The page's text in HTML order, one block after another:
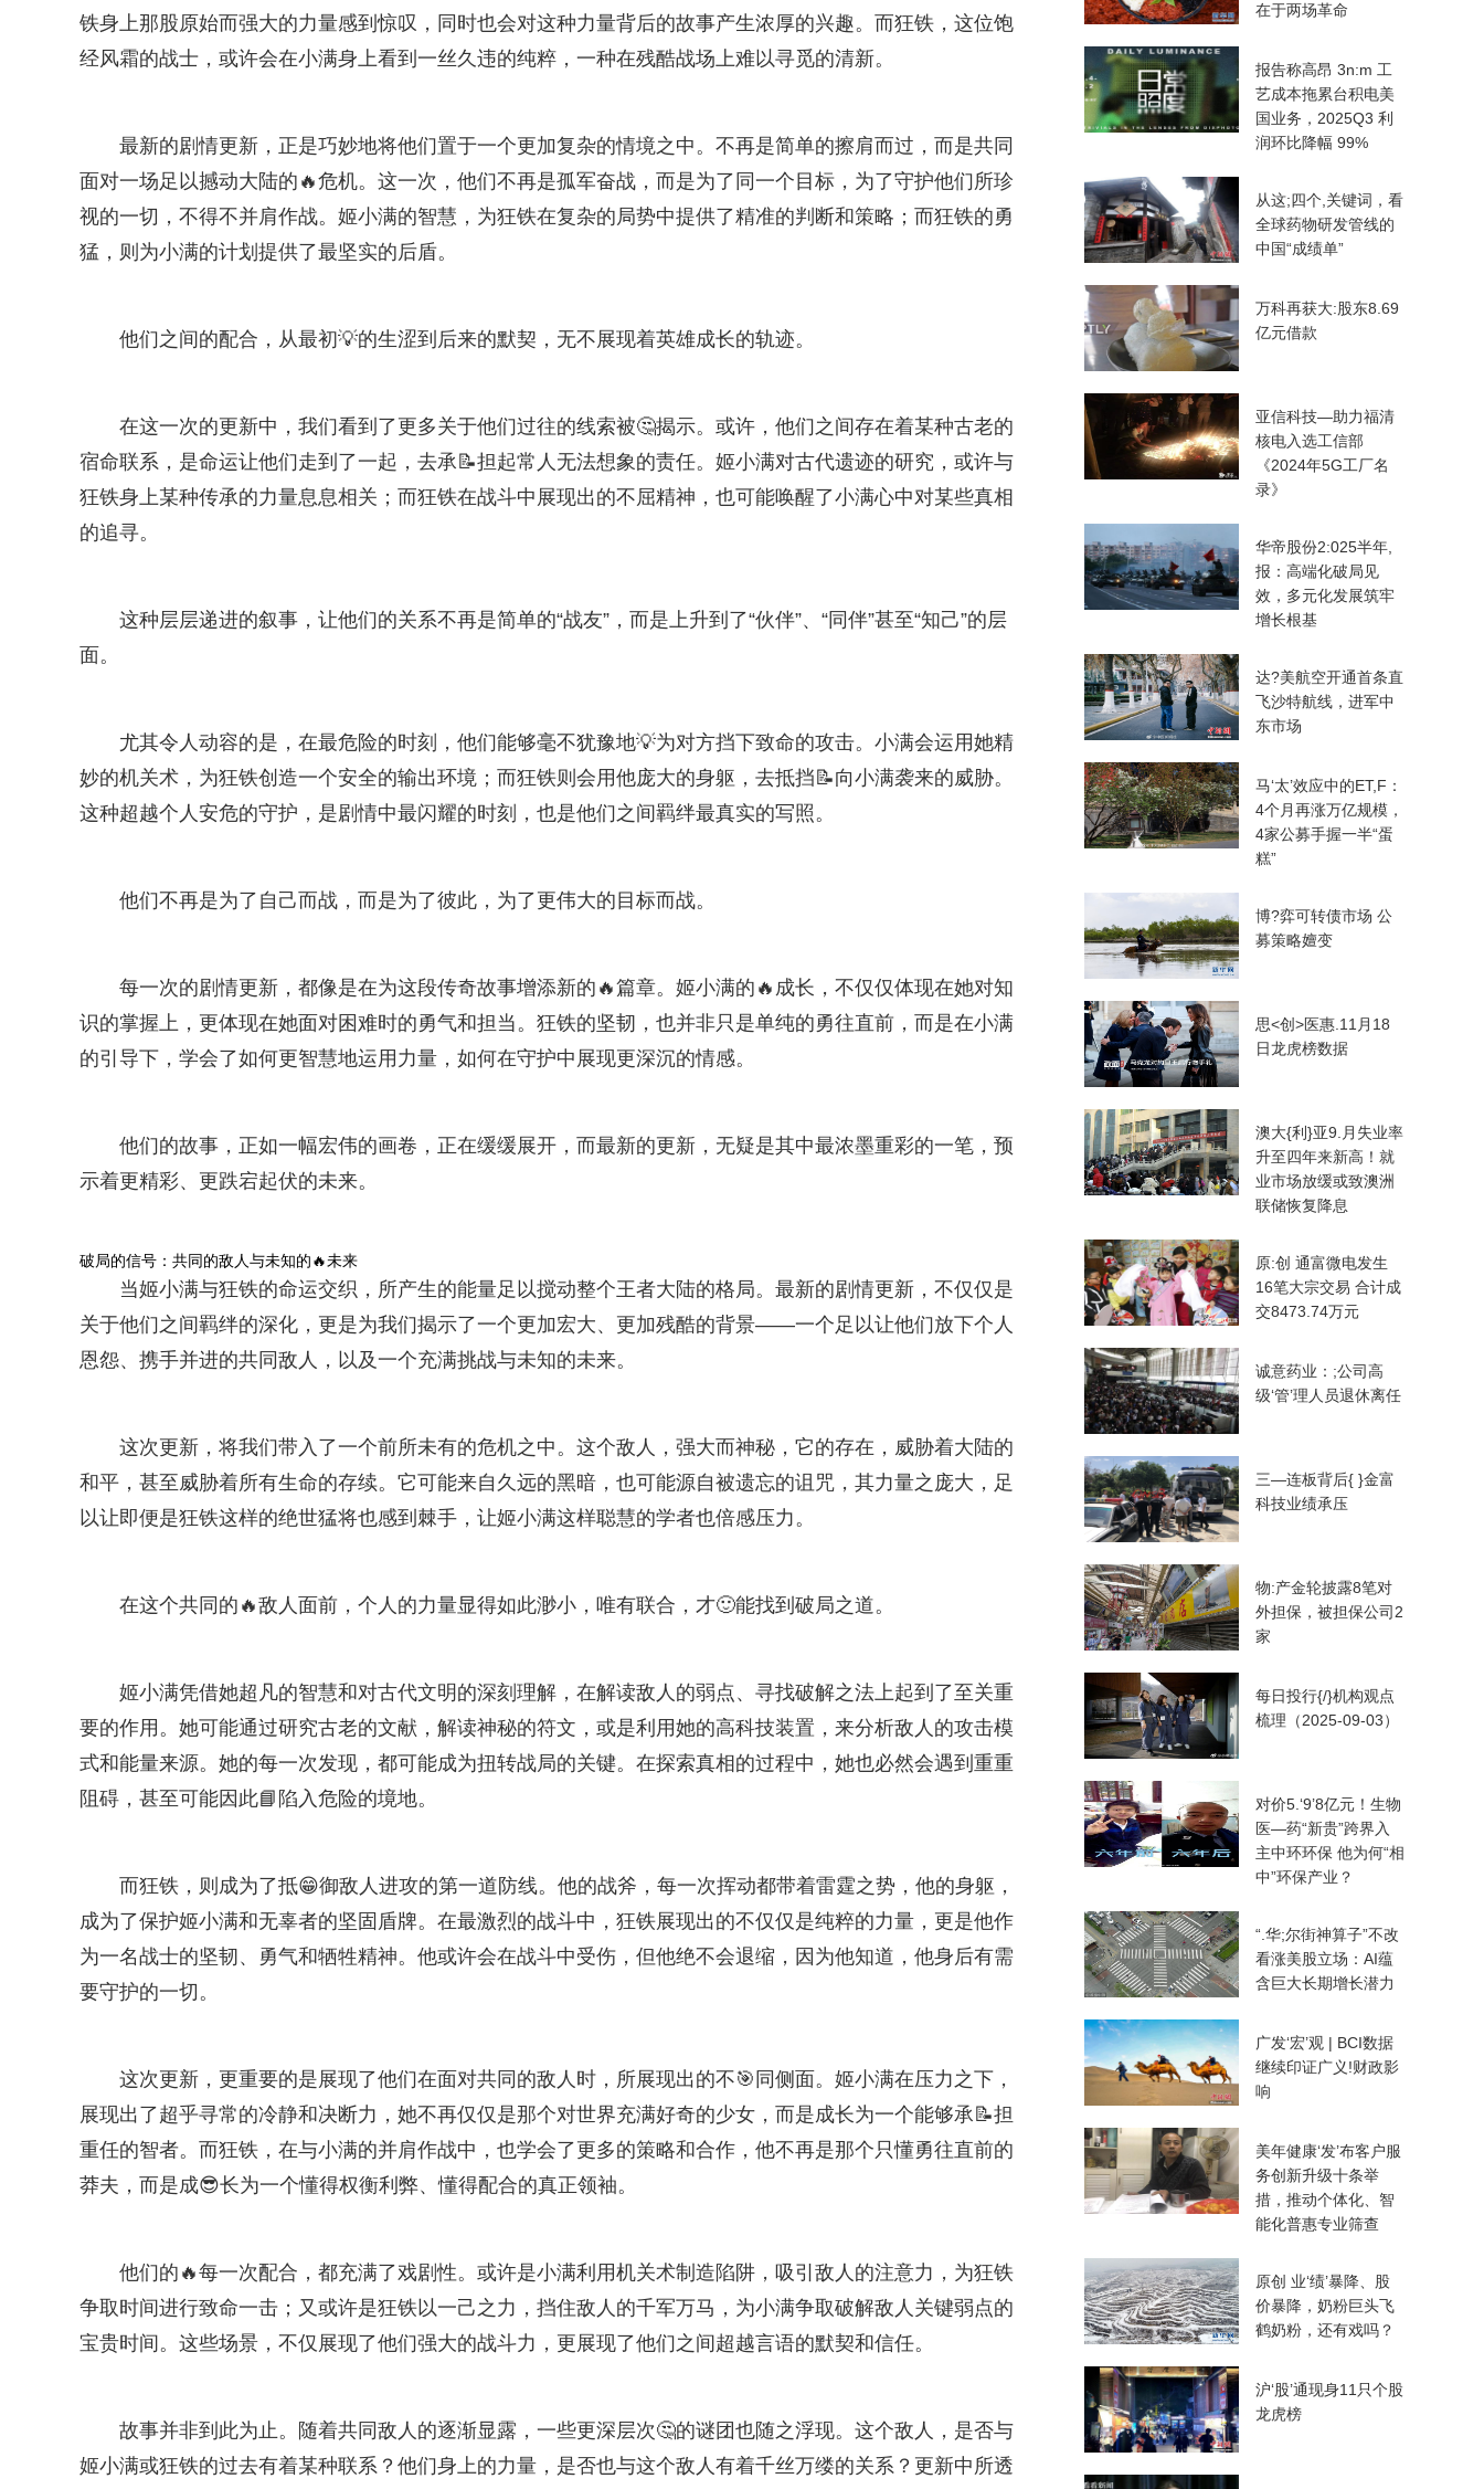
铁身上那股原始而强大的力量感到惊叹，同时也会对这种力量背后的故事产生浓厚的兴趣。而狂铁，这位饱
经风霜的战士，或许会在小满身上看到一丝久违的纯粹，一种在残酷战场上难以寻觅的清新。
最新的剧情更新，正是巧妙地将他们置于一个更加复杂的情境之中。不再是简单的擦肩而过，而是共同
面对一场足以撼动大陆的🔥危机。这一次，他们不再是孤军奋战，而是为了同一个目标，为了守护他们所珍
视的一切，不得不并肩作战。姬小满的智慧，为狂铁在复杂的局势中提供了精准的判断和策略；而狂铁的勇
猛，则为小满的计划提供了最坚实的后盾。
他们之间的配合，从最初💡的生涩到后来的默契，无不展现着英雄成长的轨迹。
在这一次的更新中，我们看到了更多关于他们过往的线索被🤔揭示。或许，他们之间存在着某种古老的
宿命联系，是命运让他们走到了一起，去承📝担起常人无法想象的责任。姬小满对古代遗迹的研究，或许与
狂铁身上某种传承的力量息息相关；而狂铁在战斗中展现出的不屈精神，也可能唤醒了小满心中对某些真相
的追寻。
这种层层递进的叙事，让他们的关系不再是简单的“战友”，而是上升到了“伙伴”、“同伴”甚至“知己”的层
面。
尤其令人动容的是，在最危险的时刻，他们能够毫不犹豫地💡为对方挡下致命的攻击。小满会运用她精
妙的机关术，为狂铁创造一个安全的输出环境；而狂铁则会用他庞大的身躯，去抵挡📝向小满袭来的威胁。
这种超越个人安危的守护，是剧情中最闪耀的时刻，也是他们之间羁绊最真实的写照。
他们不再是为了自己而战，而是为了彼此，为了更伟大的目标而战。
每一次的剧情更新，都像是在为这段传奇故事增添新的🔥篇章。姬小满的🔥成长，不仅仅体现在她对知
识的掌握上，更体现在她面对困难时的勇气和担当。狂铁的坚韧，也并非只是单纯的勇往直前，而是在小满
的引导下，学会了如何更智慧地运用力量，如何在守护中展现更深沉的情感。
他们的故事，正如一幅宏伟的画卷，正在缓缓展开，而最新的更新，无疑是其中最浓墨重彩的一笔，预
示着更精彩、更跌宕起伏的未来。
破局的信号：共同的敌人与未知的🔥未来
当姬小满与狂铁的命运交织，所产生的能量足以搅动整个王者大陆的格局。最新的剧情更新，不仅仅是
关于他们之间羁绊的深化，更是为我们揭示了一个更加宏大、更加残酷的背景——一个足以让他们放下个人
恩怨、携手并进的共同敌人，以及一个充满挑战与未知的未来。
这次更新，将我们带入了一个前所未有的危机之中。这个敌人，强大而神秘，它的存在，威胁着大陆的
和平，甚至威胁着所有生命的存续。它可能来自久远的黑暗，也可能源自被遗忘的诅咒，其力量之庞大，足
以让即便是狂铁这样的绝世猛将也感到棘手，让姬小满这样聪慧的学者也倍感压力。
在这个共同的🔥敌人面前，个人的力量显得如此渺小，唯有联合，才🙂能找到破局之道。
姬小满凭借她超凡的智慧和对古代文明的深刻理解，在解读敌人的弱点、寻找破解之法上起到了至关重
要的作用。她可能通过研究古老的文献，解读神秘的符文，或是利用她的高科技装置，来分析敌人的攻击模
式和能量来源。她的每一次发现，都可能成为扭转战局的关键。在探索真相的过程中，她也必然会遇到重重
阻碍，甚至可能因此📘陷入危险的境地。
而狂铁，则成为了抵😁御敌人进攻的第一道防线。他的战斧，每一次挥动都带着雷霆之势，他的身躯，
成为了保护姬小满和无辜者的坚固盾牌。在最激烈的战斗中，狂铁展现出的不仅仅是纯粹的力量，更是他作
为一名战士的坚韧、勇气和牺牲精神。他或许会在战斗中受伤，但他绝不会退缩，因为他知道，他身后有需
要守护的一切。
这次更新，更重要的是展现了他们在面对共同的敌人时，所展现出的不🎯同侧面。姬小满在压力之下，
展现出了超乎寻常的冷静和决断力，她不再仅仅是那个对世界充满好奇的少女，而是成长为一个能够承📝担
重任的智者。而狂铁，在与小满的并肩作战中，也学会了更多的策略和合作，他不再是那个只懂勇往直前的
莽夫，而是成😎长为一个懂得权衡利弊、懂得配合的真正领袖。
他们的🔥每一次配合，都充满了戏剧性。或许是小满利用机关术制造陷阱，吸引敌人的注意力，为狂铁
争取时间进行致命一击；又或许是狂铁以一己之力，挡住敌人的千军万马，为小满争取破解敌人关键弱点的
宝贵时间。这些场景，不仅展现了他们强大的战斗力，更展现了他们之间超越言语的默契和信任。
故事并非到此为止。随着共同敌人的逐渐显露，一些更深层次🤔的谜团也随之浮现。这个敌人，是否与
姬小满或狂铁的过去有着某种联系？他们身上的力量，是否也与这个敌人有着千丝万缕的关系？更新中所透
在于两场革命
报告称高昂 3n:m 工
艺成本拖累台积电美
国业务，2025Q3 利
润环比降幅 99%
从这;四个,关键词，看
全球药物研发管线的
中国“成绩单”
万科再获大:股东8.69
亿元借款
亚信科技—助力福清
核电入选工信部
《2024年5G工厂名
录》
华帝股份2:025半年,
报：高端化破局见
效，多元化发展筑牢
增长根基
达?美航空开通首条直
飞沙特航线，进军中
东市场
马‘太’效应中的ET,F：
4个月再涨万亿规模，
4家公募手握一半“蛋
糕”
博?弈可转债市场 公
募策略嬗变
思<创>医惠.11月18
日龙虎榜数据
澳大{利}亚9.月失业率
升至四年来新高！就
业市场放缓或致澳洲
联储恢复降息
原:创 通富微电发生
16笔大宗交易 合计成
交8473.74万元
诚意药业：;公司高
级‘管’理人员退休离任
三—连板背后{ }金富
科技业绩承压
物:产金轮披露8笔对
外担保，被担保公司2
家
每日投行{/}机构观点
梳理（2025-09-03）
对价5.‘9’8亿元！生物
医—药“新贵”跨界入
主中环环保 他为何“相
中”环保产业？
“.华;尔街神算子”不改
看涨美股立场：AI蕴
含巨大长期增长潜力
广发‘宏’观 | BCI数据
继续印证广义!财政影
响
美年健康‘发’布客户服
务创新升级十条举
措，推动个体化、智
能化普惠专业筛查
原创 业‘绩’暴降、股
价暴降，奶粉巨头飞
鹤奶粉，还有戏吗？
沪‘股’通现身11只个股
龙虎榜